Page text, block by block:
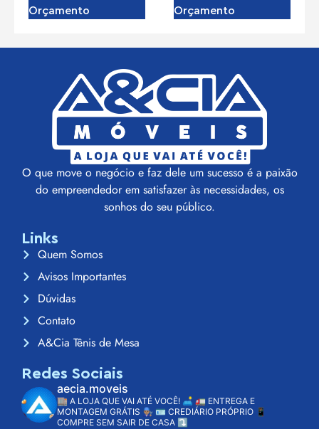
Orçamento
Orçamento
O que move o negócio e faz dele um sucesso é a paixão
do empreendedor em satisfazer às necessidades, os
sonhos do seu público.
Links
Quem Somos
Avisos Importantes
Dúvidas
Contato
A&Cia Tênis de Mesa
Redes Sociais
aecia.moveis
🏬 A LOJA QUE VAI ATÉ VOCÊ! 🛋️ 🚛 ENTREGA E
MONTAGEM GRÁTIS 👨🏽‍🔧 🪪 CREDIÁRIO PRÓPRIO 📱
COMPRE SEM SAIR DE CASA ⤵️